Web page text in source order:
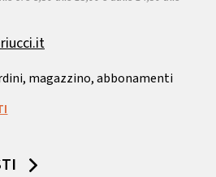
magazzino, abbonamenti